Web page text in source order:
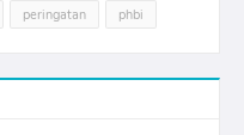
peringatan phbi